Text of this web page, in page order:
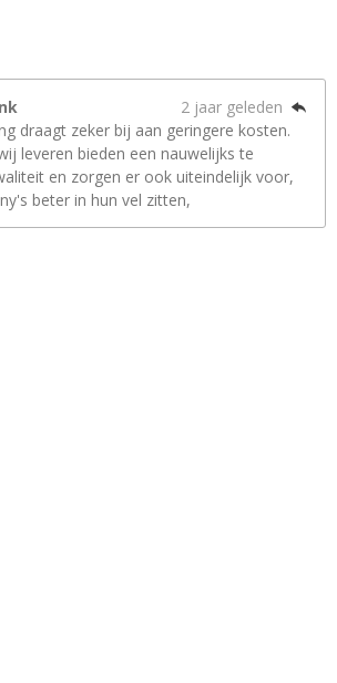
2 jaar geleden
draagt zeker bij aan geringere kosten.
leveren bieden een nauwelijks te
en zorgen er ook uiteindelijk voor,
beter in hun vel zitten,